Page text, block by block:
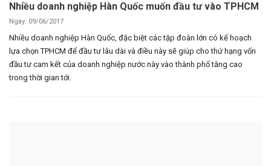
Nhiều doanh nghiệp Hàn Quốc muốn đầu tư vào TPHCM
Ngày: 09/06/2017
Nhiều doanh nghiệp Hàn Quốc, đặc biệt các tập đoàn lớn có kế hoạch
lựa chọn TPHCM để đầu tư lâu dài và điều này sẽ giúp cho thứ hạng vốn
đầu tư cam kết của doanh nghiệp nước này vào thành phố tăng cao
trong thời gian tới.